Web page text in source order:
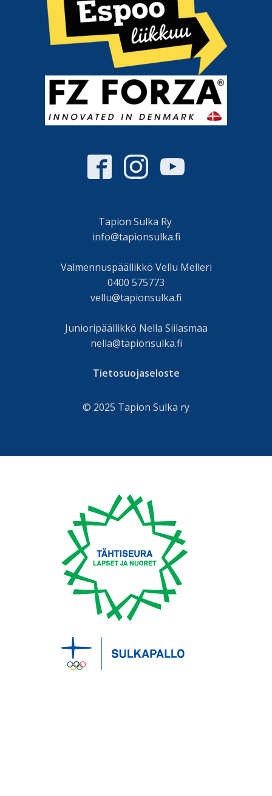
Tapion Sulka Ry
info@tapionsulka.fi
Valmennuspäällikkö Vellu Melleri
0400 575773
vellu@tapionsulka.fi
Junioripäällikkö Nella Siilasmaa
nella@tapionsulka.fi
Tietosuojaseloste
© 2025 Tapion Sulka ry